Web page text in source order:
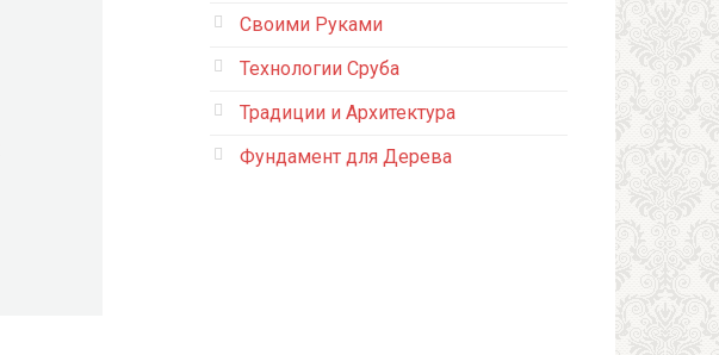
Своими Руками
Технологии Сруба
Традиции и Архитектура
Фундамент для Дерева